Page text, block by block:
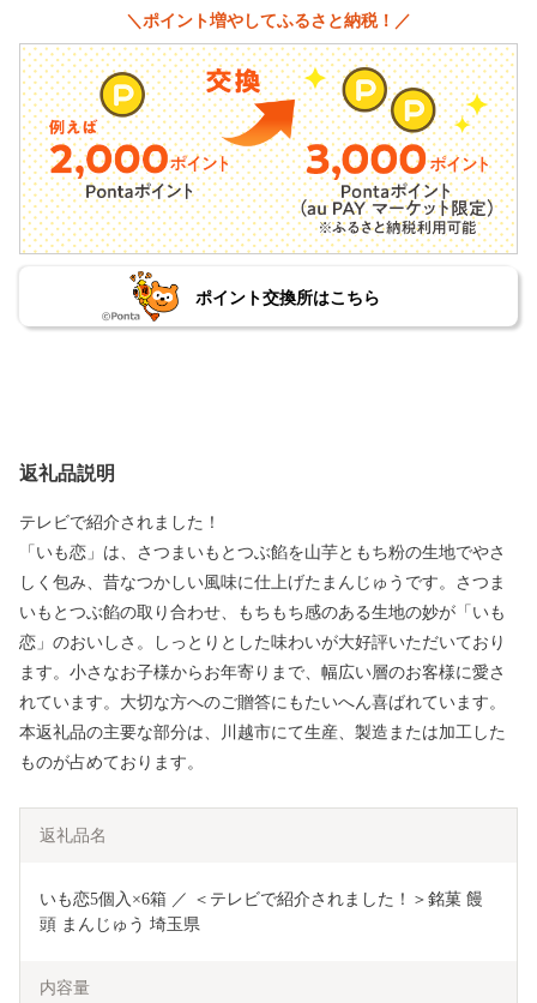
＼ポイント増やしてふるさと納税！／
ポイント交換所はこちら
返礼品説明
テレビで紹介されました！
「いも恋」は、さつまいもとつぶ餡を山芋ともち粉の生地でやさ
しく包み、昔なつかしい風味に仕上げたまんじゅうです。さつま
いもとつぶ餡の取り合わせ、もちもち感のある生地の妙が「いも
恋」のおいしさ。しっとりとした味わいが大好評いただいており
ます。小さなお子様からお年寄りまで、幅広い層のお客様に愛さ
れています。大切な方へのご贈答にもたいへん喜ばれています。
本返礼品の主要な部分は、川越市にて生産、製造または加工した
ものが占めております。
返礼品名
いも恋5個入×6箱 ／ ＜テレビで紹介されました！＞銘菓 饅
頭 まんじゅう 埼玉県
内容量